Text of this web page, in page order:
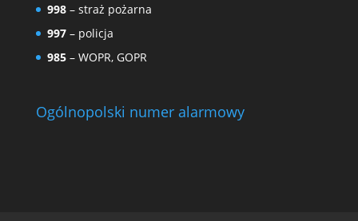
998– straż pożarna
997– policja
985– WOPR, GOPR
Ogólnopolski numer alarmowy